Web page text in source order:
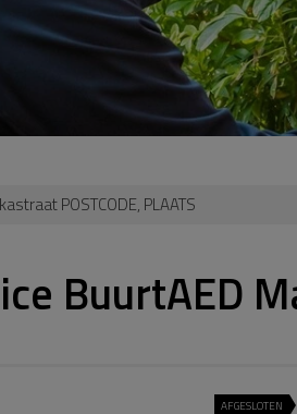
POSTCODE, PLAATS
BuurtAED
AFGESLOTEN